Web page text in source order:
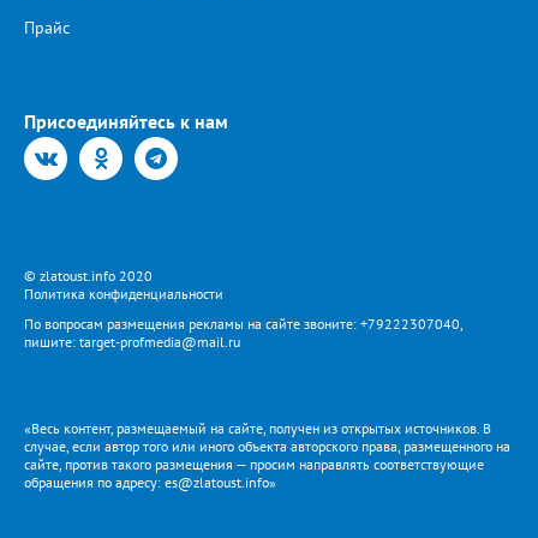
Прайс
Присоединяйтесь к нам
© zlatoust.info 2020
Политика конфиденциальности
По вопросам размещения рекламы на сайте звоните: +79222307040,
пишите: target-profmedia@mail.ru
«Весь контент, размещаемый на сайте, получен из открытых источников. В
случае, если автор того или иного объекта авторского права, размещенного на
сайте, против такого размещения — просим направлять соответствующие
обращения по адресу: es@zlatoust.info»